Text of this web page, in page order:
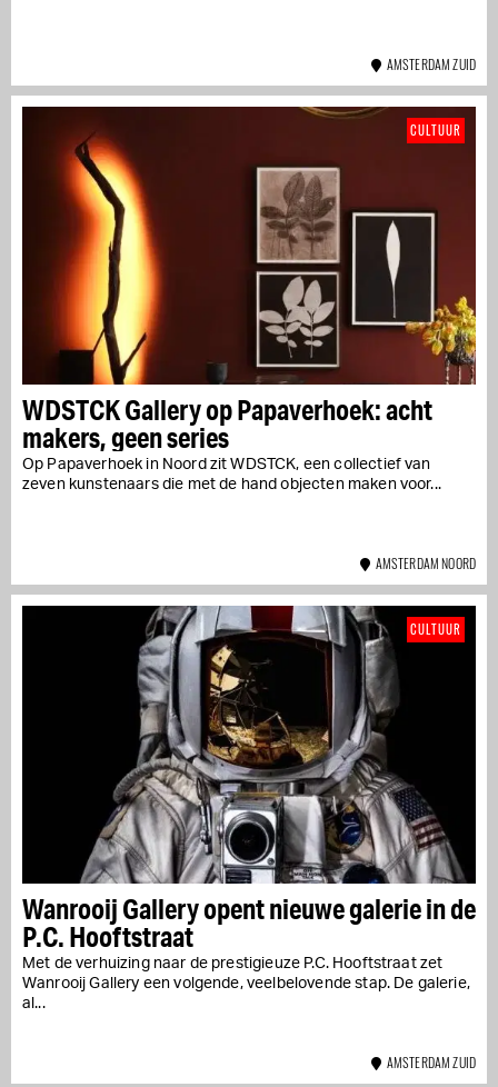
AMSTERDAM ZUID
WDSTCK Gallery op Papaverhoek: acht
makers, geen series
Op Papaverhoek in Noord zit WDSTCK, een collectief van
zeven kunstenaars die met de hand objecten maken voor...
CULTUUR
AMSTERDAM NOORD
Wanrooij Gallery opent nieuwe galerie in de
P.C. Hooftstraat
Met de verhuizing naar de prestigieuze P.C. Hooftstraat zet
Wanrooij Gallery een volgende, veelbelovende stap. De galerie,
al...
CULTUUR
AMSTERDAM ZUID